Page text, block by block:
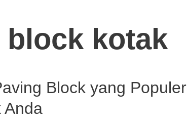
block kotak
Block yang Populer
Anda